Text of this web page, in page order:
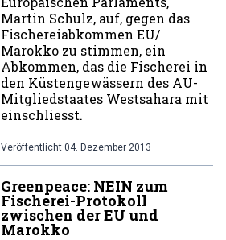
Martin Schulz, auf, gegen das
Fischereiabkommen EU/
Marokko zu stimmen, ein
Abkommen, das die Fischerei in
den Küstengewässern des AU-
Mitgliedstaates Westsahara mit
einschliesst.
Veröffentlicht 04. Dezember 2013
Greenpeace: NEIN zum
Fischerei-Protokoll
zwischen der EU und
Marokko